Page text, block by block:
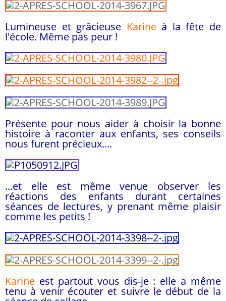
Lumineuse et grâcieuse Karineà la fête de
l'école. Même pas peur !
Présente pour nous aider à choisir la bonne
histoire à raconter aux enfants, ses conseils
nous furent précieux....
...et elle est même venue observer les
réactions des enfants durant certaines
séances de lectures, y prenant même plaisir
comme les petits !
Karine est partout vous dis-je : elle a même
tenu à venir écouter et suivre le début de la